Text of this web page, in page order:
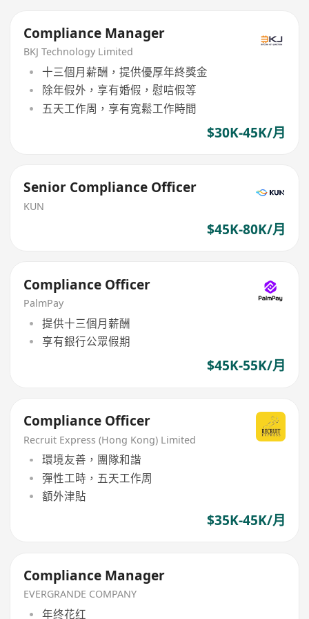
Compliance Manager
BKJ Technology Limited
十三個月薪酬，提供優厚年終獎金
除年假外，享有婚假，慰唁假等
五天工作周，享有寬鬆工作時間
$30K-45K/月
Senior Compliance Officer
KUN
$45K-80K/月
Compliance Officer
PalmPay
提供十三個月薪酬
享有銀行公眾假期
$45K-55K/月
Compliance Officer
Recruit Express (Hong Kong) Limited
環境友善，團隊和諧
彈性工時，五天工作周
額外津貼
$35K-45K/月
Compliance Manager
EVERGRANDE COMPANY
年终花红